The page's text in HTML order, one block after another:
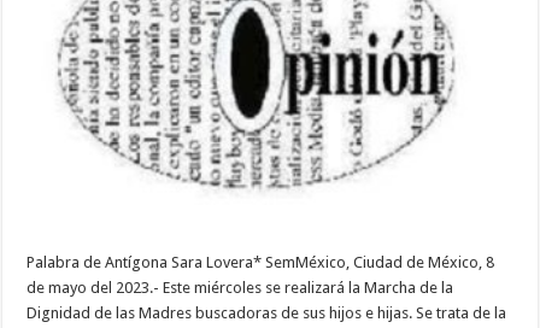
Palabra de Antígona Sara Lovera* SemMéxico, Ciudad de México, 8
de mayo del 2023.- Este miércoles se realizará la Marcha de la
Dignidad de las Madres buscadoras de sus hijos e hijas. Se trata de la